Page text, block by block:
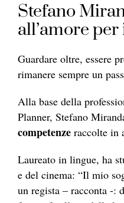
Stefano
all’amore
Guardare oltre, essere
rimanere sempre un
Alla base della
Planner, Stefano
competenze raccolte in
Laureato in lingue, ha
e del cinema: “Il mio
un regista – racconta -: